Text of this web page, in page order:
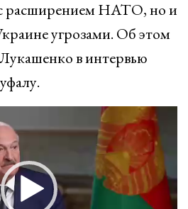
с расширением НАТО, но и
угрозами. Об этом
в интервью